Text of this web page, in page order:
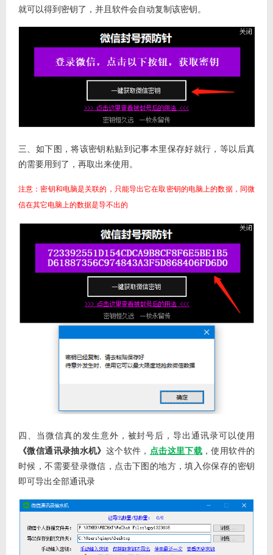
就可以得到密钥了，并且软件会自动复制该密钥。
三、如下图，将该密钥粘贴到记事本里保存好就行，等以后真
的需要用到了，再取出来使用。
注意：密钥和电脑是关联的，只能导出它在取密钥的电脑上的数据，同微
信在其它电脑上的数据是导不出的
四、当微信真的发生意外，被封号后，导出通讯录可以使用
《微信通讯录抽水机》 这个软件， 点击这里下载 ，使用软件的
时候，不需要登录微信，点击下图的地方，填入你保存的密钥
即可导出全部通讯录